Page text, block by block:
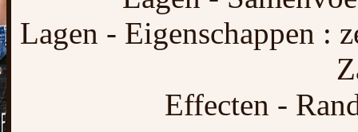
Lagen - Eigenschappen :
Effecten -